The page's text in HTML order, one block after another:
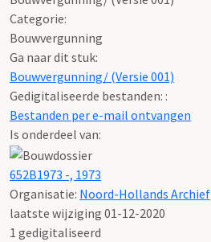
Categorie:
Bouwvergunning
Ga naar dit stuk:
Bouwvergunning/ (Versie 001)
Gedigitaliseerde bestanden: :
Bestanden per e-mail ontvangen
Is onderdeel van:
652B1973 -, 1973
Organisatie: Noord-Hollands Archief
laatste wijziging 01-12-2020
1 gedigitaliseerd